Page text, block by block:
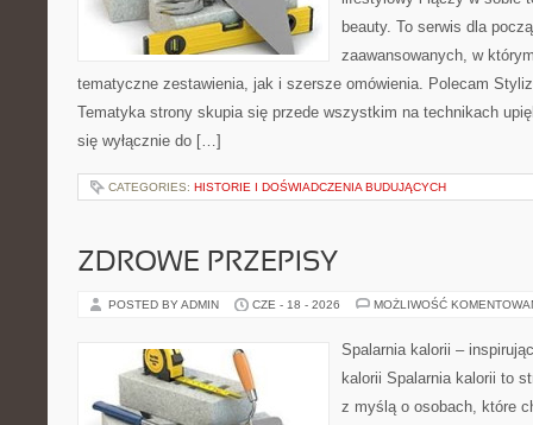
beauty. To serwis dla
zaawansowanych, w
tematyczne zestawienia, jak i szersze omówienia. Polecam
Tematyka strony skupia się przede wszystkim na technikach
się wyłącznie do […]
CATEGORIES: HISTORIE I DOŚWIADCZENIA BUDUJĄCYCH
ZDROWE PRZEPISY
POSTED BY ADMIN CZE - 18 - 2026 MOŻLIWOŚĆ
Spalarnia kalorii –
kalorii Spalarnia kalorii to
z myślą o osobach, które